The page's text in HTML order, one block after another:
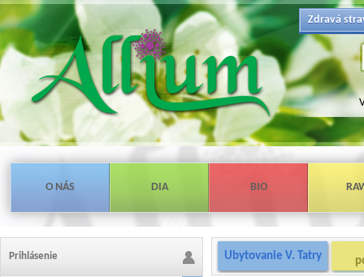
Zdravá
O NÁS DIA BIO
Prihlásenie Ubytovanie V. Tatry